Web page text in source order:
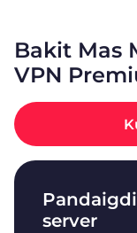
Bakit Mas
VPN
server